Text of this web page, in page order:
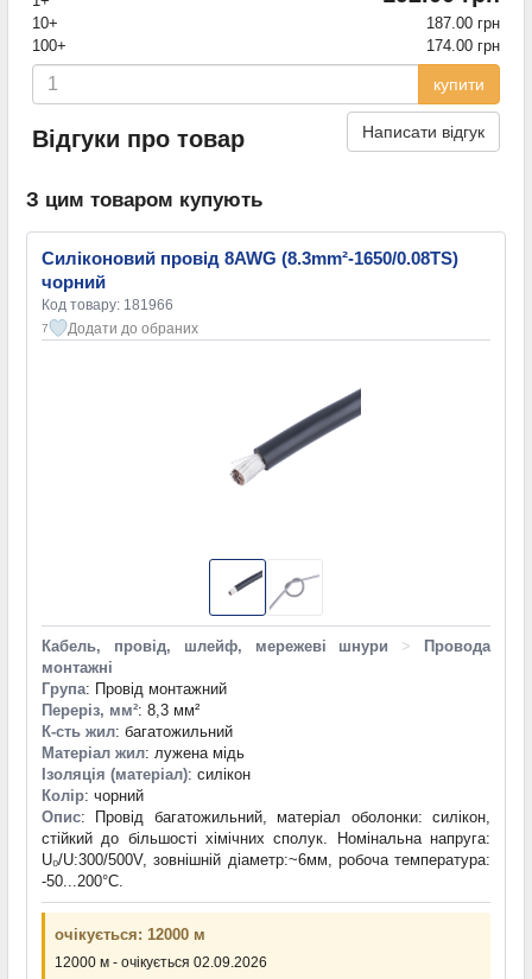
10+
187.00 грн
100+
174.00 грн
купити
Відгуки про товар Написати відгук
З цим товаром купують
Силіконовий провід 8AWG (8.3mm²-1650/0.08TS)
чорний
Код товару: 181966
7 Додати до обраних
Кабель, провід, шлейф, мережеві шнури >
Провода
монтажні
Група: Провід монтажний
Переріз, мм²: 8,3 мм²
К-сть жил: багатожильний
Матеріал жил: лужена мідь
Ізоляція (матеріал): силікон
Колір: чорний
Опис: Провід багатожильний, матеріал оболонки: силікон,
стійкий до більшості хімічних сполук. Номінальна напруга:
U₀/U:300/500V, зовнішній діаметр:~6мм, робоча температура:
-50...200°C.
очікується: 12000 м
12000 м - очікується 02.09.2026